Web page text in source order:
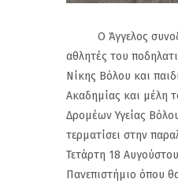
Ο Άγγελος
αθλητές του
Νίκης Βόλου και
Ακαδημίας και μέλη
Δρομέων Υγείας
τερματίσει στην
Τετάρτη 18
Πανεπιστήμιο όπου